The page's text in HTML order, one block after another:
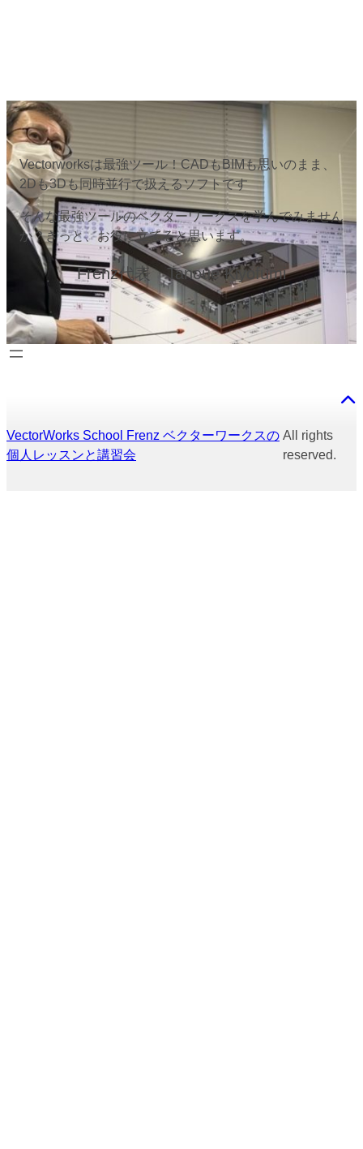
Vectorworksは最強ツール！CADもBIMも思いのまま、
2Dも3Dも同時並行で扱えるソフトです
そんな最強ツールのベクターワークスを学んでみません
か？きっと、お役に立てると思います。
Frenz代表 Tanoue Kiyofumi
VectorWorks School Frenz ベクターワークスの
個人レッスンと講習会
All rights
reserved.